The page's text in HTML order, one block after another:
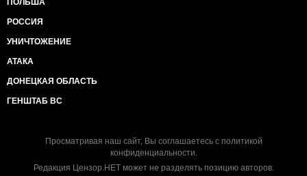
ПОЛЬША
РОССИЯ
УНИЧТОЖЕНИЕ
АТАКА
ДОНЕЦКАЯ ОБЛАСТЬ
ГЕНШТАБ ВС
Просматривая наш сайт, Вы соглашаетесь с политикой
конфиденциальности.
Редакция Цензор.НЕТ может не разделять позицию авторов.